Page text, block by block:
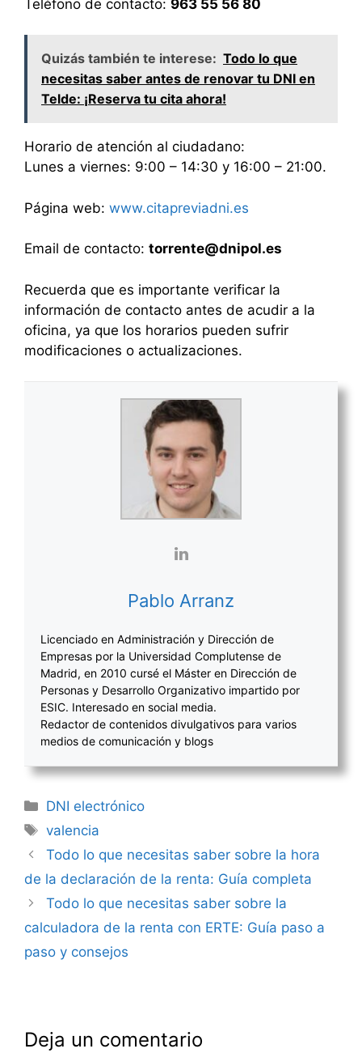
Teléfono de contacto: 963 55 56 80
Quizás también te interese: Todo lo que
necesitas saber antes de renovar tu DNI en
Telde: ¡Reserva tu cita ahora!
Horario de atención al ciudadano:
Lunes a viernes: 9:00 – 14:30 y 16:00 – 21:00.
Página web: www.citapreviadni.es
Email de contacto: torrente@dnipol.es
Recuerda que es importante verificar la
información de contacto antes de acudir a la
oficina, ya que los horarios pueden sufrir
modificaciones o actualizaciones.
Pablo Arranz
Licenciado en Administración y Dirección de
Empresas por la Universidad Complutense de
Madrid, en 2010 cursé el Máster en Dirección de
Personas y Desarrollo Organizativo impartido por
ESIC. Interesado en social media.
Redactor de contenidos divulgativos para varios
medios de comunicación y blogs
Categorías
DNI electrónico
Etiquetas
valencia
Navegación
de
Todo lo que necesitas saber sobre la hora
de la declaración de la renta: Guía completa
Todo lo que necesitas saber sobre la
calculadora de la renta con ERTE: Guía paso a
paso y consejos
Deja un comentario